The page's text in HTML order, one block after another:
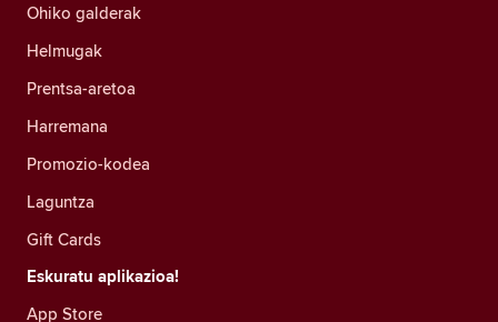
Ohiko galderak
Helmugak
Prentsa-aretoa
Harremana
Promozio-kodea
Laguntza
Gift Cards
Eskuratu aplikazioa!
App Store